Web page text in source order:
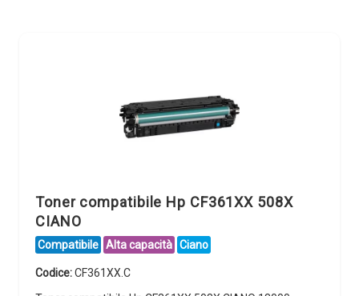
Toner compatibile Hp CF361XX 508X
CIANO
Compatibile Alta capacità Ciano
Codice:CF361XX.C